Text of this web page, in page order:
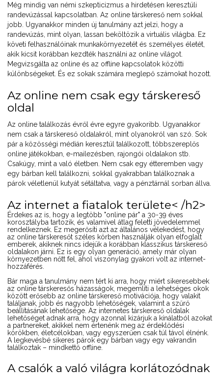
Még mindig van némi szkepticizmus a hirdetésen keresztüli
randevúzással kapcsolatban. Az online társkereső nem sokkal
jobb. Ugyanakkor minden új tanulmány azt jelzi, hogy a
randevúzás, mint olyan, lassan beköltözik a virtuális világba. Ez
követi felhasználóinak munkakörnyezetét és személyes életét,
akik kicsit korábban kezdték használni az online világot.
Megvizsgálta az online és az offline kapcsolatok közötti
különbségeket. És ez sokak számára meglepő számokat hozott.
Az online nem csak egy társkereső
oldal
Az online találkozás évről évre egyre gyakoribb. Ugyanakkor
nem csak a társkereső oldalakról, mint olyanokról van szó. Sok
pár a közösségi médián keresztül találkozott, többszereplős
online játékokban, e-mailezésben, rajongói oldalakon stb.
Csakúgy, mint a való életben. Nem csak egy étteremben vagy
egy bárban kell találkozni, sokkal gyakrabban találkoznak a
párok véletlenül kutyát sétáltatva, vagy a pénztárnál sorban állva.
Az internet a fiatalok területe< /h2>
Érdekes az is, hogy a legtöbb "online pár" a 30-39 éves
korosztályba tartozik, és valamivel átlag feletti jövedelemmel
rendelkeznek. Ez megerősíti azt az általános vélekedést, hogy
az online társkeresőt széles körben használják olyan elfoglalt
emberek, akiknek nincs idejük a korábban klasszikus társkereső
oldalakon járni. Ez is egy olyan generáció, amely már olyan
környezetben nőtt fel, ahol viszonylag gyakori volt az internet-
hozzáférés.
Bár maga a tanulmány nem tért ki arra, hogy miért sikeresebbek
az online társkeresős házasságok, megemlíti a lehetséges okok
között erősebb az online társkereső motivációja, hogy valakit
találjanak, jobb és nagyobb lehetőségek, valamint a szűrő
beállításának lehetősége. Az internetes társkereső oldalak
lehetőséget adnak arra, hogy azonnal kizárjuk a kínálatból azokat
a partnereket, akikkel nem értenénk meg az érdeklődési
körökben, életcélokban, vagy egyszerűen csak túl távol élnénk.
A legkevésbé sikeres párok egy bárban vagy egy vakrandin
találkoztak – mindkettő offline.
A csalók a való világra korlátozódnak